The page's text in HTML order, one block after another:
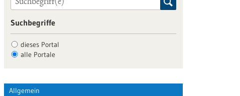
Suchbegriffe
dieses Portal
alle Portale
Allgemein